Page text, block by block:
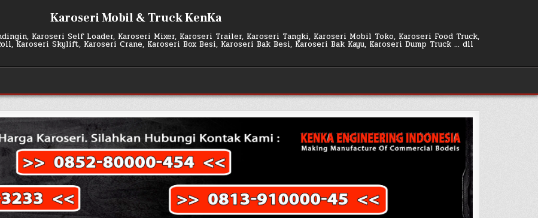
Karoseri Mobil & Truck KenKa
Karoseri Self Loader, Karoseri Mixer, Karoseri Trailer, Karoseri Tangki, Karoseri Mobil Toko, Karoseri Food Truck,
Karoseri Skylift, Karoseri Crane, Karoseri Box Besi, Karoseri Bak Besi, Karoseri Bak Kayu, Karoseri Dump Truck … dll